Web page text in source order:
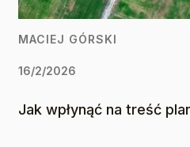
MACIEJ GÓRSKI
16/2/2026
Jak wpłynąć na treść